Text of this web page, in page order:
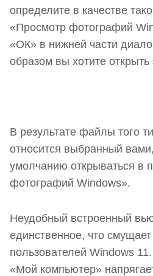
определите в качестве
«Просмотр фотографий
«ОК» в нижней части
образом вы хотите
В результате файлы того
относится выбранный
умолчанию открываться в
фотографий Windows».
Неудобный встроенный
единственное, что
пользователей Windows
«Мой компьютер»